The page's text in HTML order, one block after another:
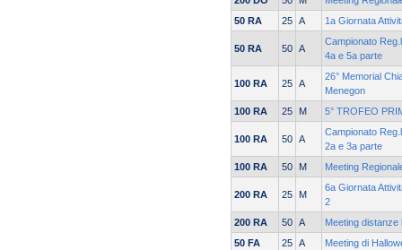
50 RA
25 A 1a Giornata
50 RA 50 A
Campionato
4a e 5a parte
100 RA 25 A
26° Memorial
Menegon
100 RA
25 M 5° TROFEO
100 RA 50 A
Campionato
2a e 3a parte
100 RA
50 M Meeting
200 RA 25 M
6a Giornata
2
200 RA
50 A
Meeting distanze
50 FA
25 A
Meeting di